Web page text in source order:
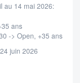
au 14 mai 2026:
ans
-> Open, +35 ans
juin 2026